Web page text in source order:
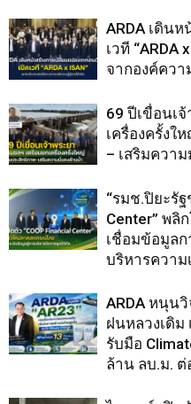
ARDA เดินห
เวที “ARDA
จากองค์ควา
69 ปีเขื่อนเ
เครื่องครั้งใ
– เสริมควา
“รมช.ปิยะรัฐ
Center” พ
เชื่อมข้อมูลก
บริหารความ
ARDA หนุน
ฝนหลวงเดิม
รับมือ
ล้าน ลบ.ม.